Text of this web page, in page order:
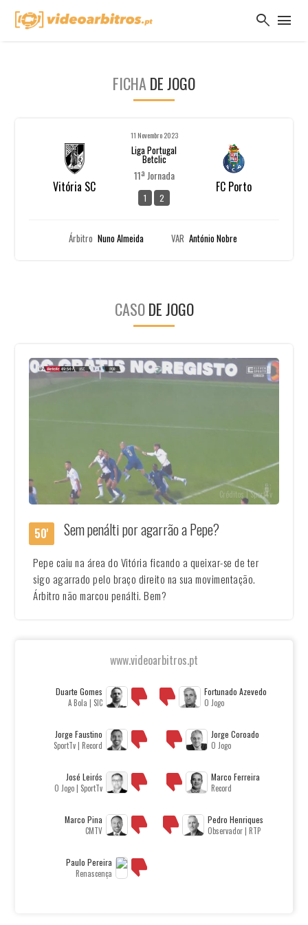
search menu
FICHA DE JOGO
Vitória SC
11 Novembro 2023
Liga Portugal
Betclic
11ª Jornada
1 2
FC Porto
Árbitro Nuno Almeida VAR António Nobre
CASODE JOGO
Créditos | SportTv
50' Sem penálti por agarrão a Pepe?
Pepe caiu na área do Vitória ficando a queixar-se de ter
sigo agarrado pelo braço direito na sua movimentação.
Árbitro não marcou penálti. Bem?
www.videoarbitros.pt
Duarte Gomes
A Bola | SIC
Fortunado Azevedo
O Jogo
Jorge Faustino
SportTv | Record
Jorge Coroado
O Jogo
José Leirós
O Jogo | SportTv
Marco Ferreira
Record
Marco Pina
CMTV
Pedro Henriques
Observador | RTP
Paulo Pereira
Renascença